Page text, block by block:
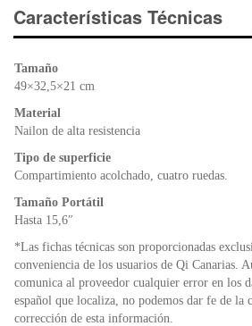
e
b
er s
A
ri
e
Características Técnicas
Tamaño
49×32,5×21 cm
Material
Nailon de alta resistencia
Tipo de superficie
Compartimiento acolchado, cuatro ruedas.
Tamaño Portátil
Hasta 15,6″
*Las fichas técnicas son proporcionadas
conveniencia de los usuarios de Qi Canarias.
comunica al proveedor cualquier error en los
español que localiza, no podemos dar fe de la
corrección de esta información.